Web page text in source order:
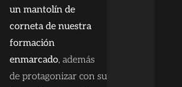
un mantolín de
corneta de nuestra
formación
enmarcado, además
de protagonizar con su